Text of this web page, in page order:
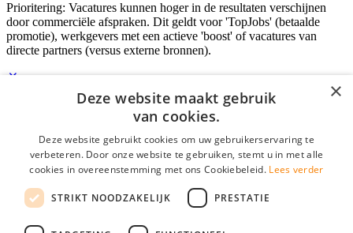
Prioritering: Vacatures kunnen hoger in de resultaten verschijnen
door commerciële afspraken. Dit geldt voor 'TopJobs' (betaalde
promotie), werkgevers met een actieve 'boost' of vacatures van
directe partners (versus externe bronnen).
Inloggen als bedrijf
E-mail*
Wachtwoord
login gegevens onthouden
×
Deze website maakt gebruik
van cookies.
Deze website gebruikt cookies om uw gebruikerservaring te
verbeteren. Door onze website te gebruiken, stemt u in met alle
cookies in overeenstemming met ons Cookiebeleid. Lees verder
STRIKT NOODZAKELIJK PRESTATIE